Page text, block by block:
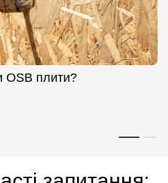
OSB плити?